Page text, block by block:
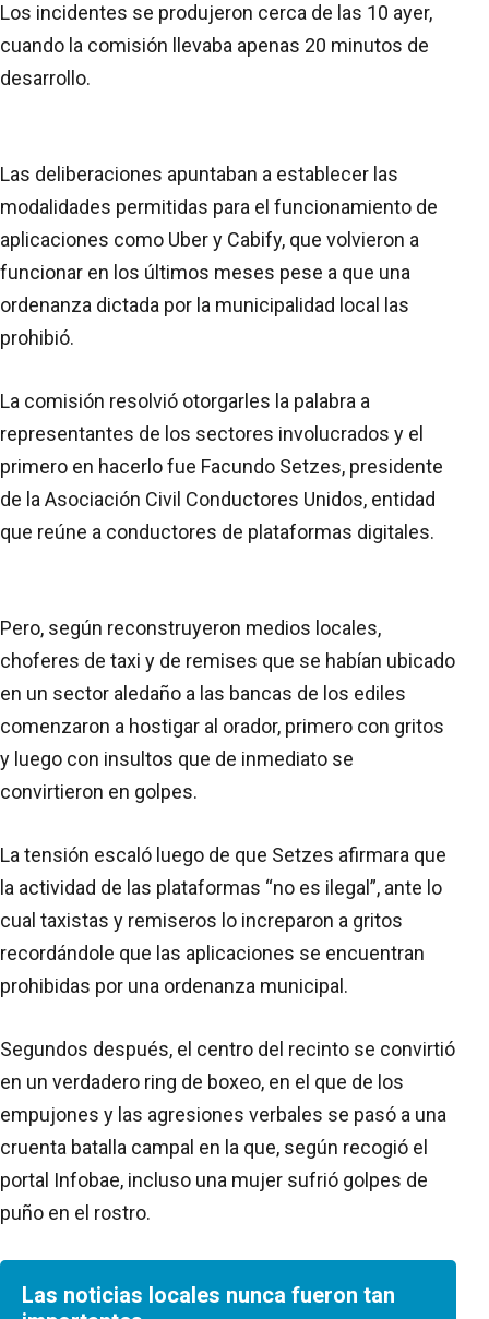
Los incidentes se produjeron cerca de las 10 ayer,
cuando la comisión llevaba apenas 20 minutos de
desarrollo.
Las deliberaciones apuntaban a establecer las
modalidades permitidas para el funcionamiento de
aplicaciones como Uber y Cabify, que volvieron a
funcionar en los últimos meses pese a que una
ordenanza dictada por la municipalidad local las
prohibió.
La comisión resolvió otorgarles la palabra a
representantes de los sectores involucrados y el
primero en hacerlo fue Facundo Setzes, presidente
de la Asociación Civil Conductores Unidos, entidad
que reúne a conductores de plataformas digitales.
Pero, según reconstruyeron medios locales,
choferes de taxi y de remises que se habían ubicado
en un sector aledaño a las bancas de los ediles
comenzaron a hostigar al orador, primero con gritos
y luego con insultos que de inmediato se
convirtieron en golpes.
La tensión escaló luego de que Setzes afirmara que
la actividad de las plataformas “no es ilegal”, ante lo
cual taxistas y remiseros lo increparon a gritos
recordándole que las aplicaciones se encuentran
prohibidas por una ordenanza municipal.
Segundos después, el centro del recinto se convirtió
en un verdadero ring de boxeo, en el que de los
empujones y las agresiones verbales se pasó a una
cruenta batalla campal en la que, según recogió el
portal Infobae, incluso una mujer sufrió golpes de
puño en el rostro.
Las noticias locales nunca fueron tan